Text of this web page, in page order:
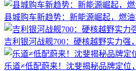
县城购车新趋势：新能源崛起，燃
吉利银河战舰700：硬核越野实力强
乐道≠低配蔚来！沈斐揭秘品牌定位